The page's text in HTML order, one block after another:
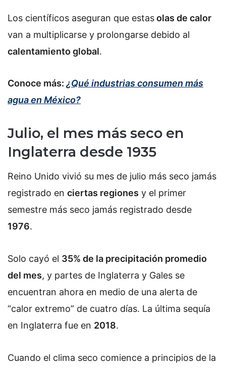
Los científicos aseguran que estasolas de calor
van a multiplicarse y prolongarse debido al
calentamiento global.
Conoce más: ¿Qué industrias consumen más
agua en México?
Julio, el mes más seco en
Inglaterra desde 1935
Reino Unido vivió su mes de julio más seco jamás
registrado en ciertas regiones y el primer
semestre más seco jamás registrado desde
1976.
Solo cayó el 35% de la precipitación promedio
del mes, y partes de Inglaterra y Gales se
encuentran ahora en medio de una alerta de
“calor extremo” de cuatro días. La última sequía
en Inglaterra fue en 2018.
Cuando el clima seco comience a principios de la